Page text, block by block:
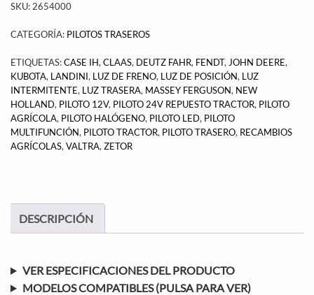
SKU: 2654000
CATEGORÍA: PILOTOS TRASEROS
ETIQUETAS:CASE IH, CLAAS, DEUTZ FAHR, FENDT, JOHN DEERE,
KUBOTA, LANDINI, LUZ DE FRENO, LUZ DE POSICIÓN, LUZ
INTERMITENTE, LUZ TRASERA, MASSEY FERGUSON, NEW
HOLLAND, PILOTO 12V, PILOTO 24V REPUESTO TRACTOR, PILOTO
AGRÍCOLA, PILOTO HALÓGENO, PILOTO LED, PILOTO
MULTIFUNCIÓN, PILOTO TRACTOR, PILOTO TRASERO, RECAMBIOS
AGRÍCOLAS, VALTRA, ZETOR
DESCRIPCIÓN
VER ESPECIFICACIONES DEL PRODUCTO
MODELOS COMPATIBLES (PULSA PARA VER)